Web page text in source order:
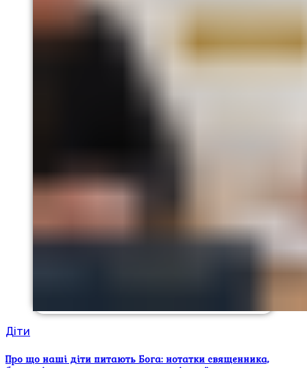
Діти
Про що наші діти питають Бога: нотатки священника,